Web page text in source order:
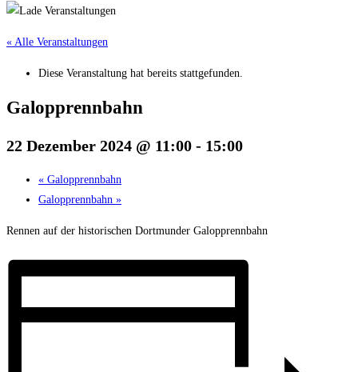
« Alle Veranstaltungen
Diese Veranstaltung hat bereits stattgefunden.
Galopprennbahn
22 Dezember 2024 @ 11:00 - 15:00
« Galopprennbahn
Galopprennbahn »
Rennen auf der historischen Dortmunder Galopprennbahn